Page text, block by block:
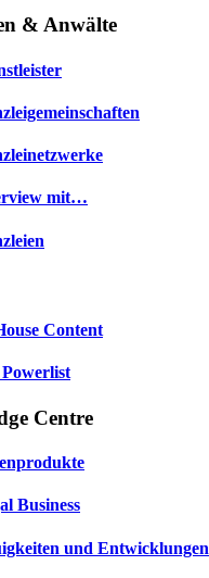
& Anwälte
mit…
Content
Centre
Business
und Entwicklungen